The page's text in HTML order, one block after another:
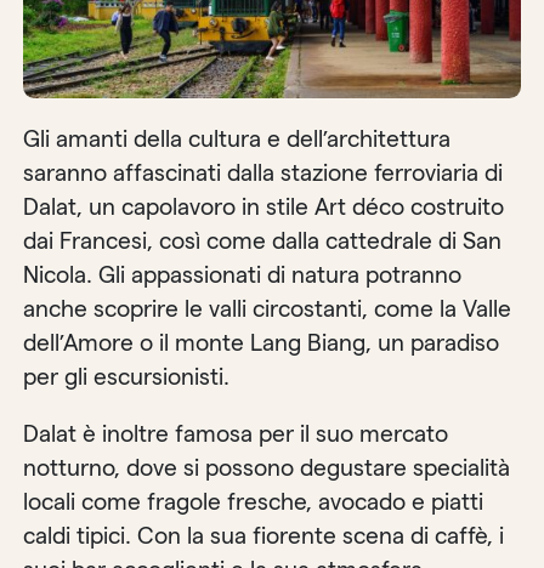
Gli amanti della cultura e dell’architettura
saranno affascinati dalla stazione ferroviaria di
Dalat, un capolavoro in stile Art déco costruito
dai Francesi, così come dalla cattedrale di San
Nicola. Gli appassionati di natura potranno
anche scoprire le valli circostanti, come la Valle
dell’Amore o il monte Lang Biang, un paradiso
per gli escursionisti.
Dalat è inoltre famosa per il suo mercato
notturno, dove si possono degustare specialità
locali come fragole fresche, avocado e piatti
caldi tipici. Con la sua fiorente scena di caffè, i